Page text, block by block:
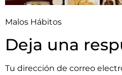
Malos Hábitos
Deja una
Tu dirección de correo